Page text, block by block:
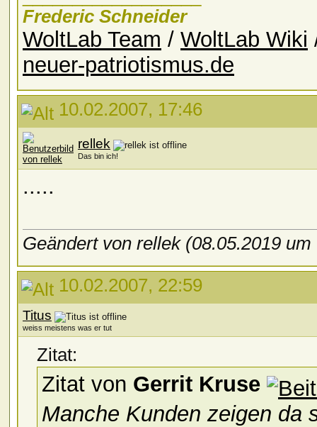
Frederic Schneider
WoltLab Team / WoltLab Wiki
neuer-patriotismus.de
10.02.2007, 17:46
rellek
Das bin ich!
.....
Geändert von rellek (08.05.2019 um
10.02.2007, 22:59
Titus
weiss meistens was er tut
Zitat:
Zitat von Gerrit Kruse
Manche Kunden zeigen da